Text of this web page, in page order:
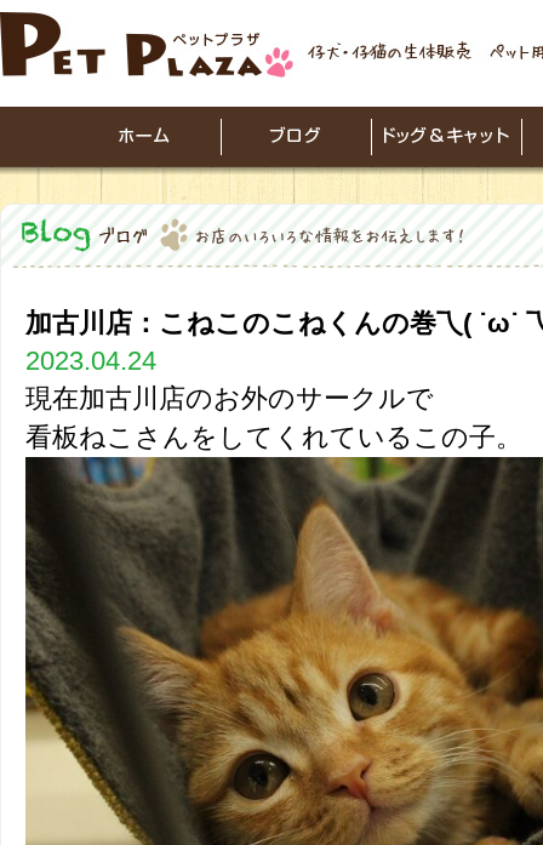
加古川店：こねこのこねくんの巻乁( ˙ω˙
2023.04.24
現在加古川店のお外のサークルで
看板ねこさんをしてくれているこの子。